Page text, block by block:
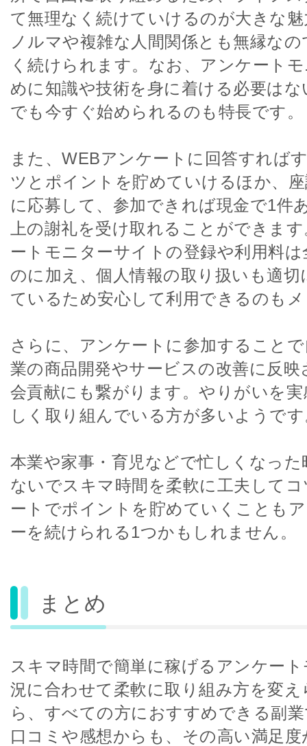
て無理なく続けていけるのが大きな
ノルマや複雑な人間関係とも無縁な
く続けられます。なお、アンケート
めに知識や技術を身に着ける必要は
でも今すぐ始められるのも特長です。
また、WEBアンケートに回答すれば
ツとポイントを貯めていけるほか、
に応募して、参加できれば現金で1件
上の謝礼を受け取れることができま
ートモニターサイトの登録や利用料
のに加え、個人情報の取り扱いも適
ているため安心して利用できるのも
さらに、アンケートに参加すること
業の商品開発やサービスの改善に反
会貢献にも繋がります。やりがいを
しく取り組んでいる方が多いようで
本業や家事・育児などで忙しくなっ
ないでスキマ時間を柔軟に工夫して
ートでポイントを貯めていくことも
ーを続けられる1つかもしれません。
まとめ
スキマ時間で簡単に稼げるアンケー
況に合わせて柔軟に取り組み方を変
ら、すべての方におすすめできる副
口コミや感想からも、その高い満足